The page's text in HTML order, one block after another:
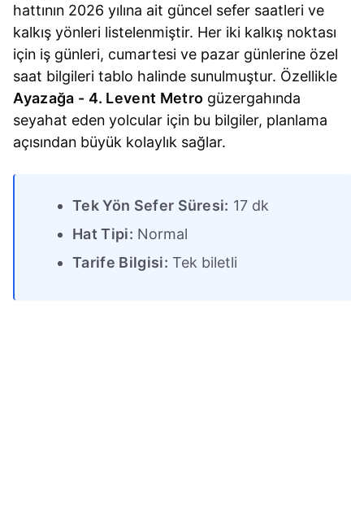
hattının 2026 yılına ait güncel sefer saatleri ve
kalkış yönleri listelenmiştir. Her iki kalkış noktası
için iş günleri, cumartesi ve pazar günlerine özel
saat bilgileri tablo halinde sunulmuştur. Özellikle
Ayazağa - 4. Levent Metro güzergahında
seyahat eden yolcular için bu bilgiler, planlama
açısından büyük kolaylık sağlar.
Tek Yön Sefer Süresi: 17 dk
Hat Tipi: Normal
Tarife Bilgisi: Tek biletli